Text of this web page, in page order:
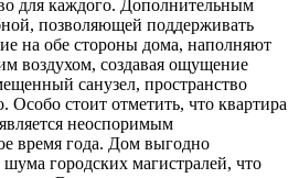
для каждого. Дополнительным
позволяющей поддерживать
на обе стороны дома, наполняют
воздухом, создавая ощущение
санузел, пространство
стоит отметить, что квартира
неоспоримым
время года. Дом выгодно
городских магистралей, что